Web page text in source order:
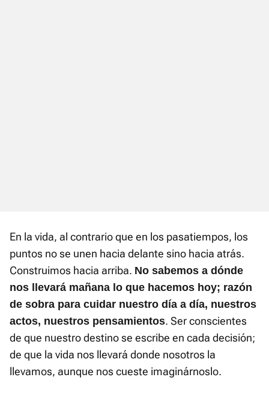
En la vida, al contrario que en los pasatiempos, los
puntos no se unen hacia delante sino hacia atrás.
Construimos hacia arriba. No sabemos a dónde
nos llevará mañana lo que hacemos hoy; razón
de sobra para cuidar nuestro día a día, nuestros
actos, nuestros pensamientos. Ser conscientes
de que nuestro destino se escribe en cada decisión;
de que la vida nos llevará donde nosotros la
llevamos, aunque nos cueste imaginárnoslo.